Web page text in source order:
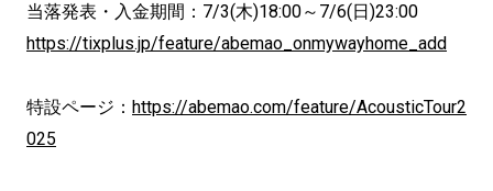
当落発表・入金期間：7/3(木)18:00～7/6(日)23:00
https://tixplus.jp/feature/abemao_onmywayhome_add
特設ページ： https://abemao.com/feature/AcousticTour2
025